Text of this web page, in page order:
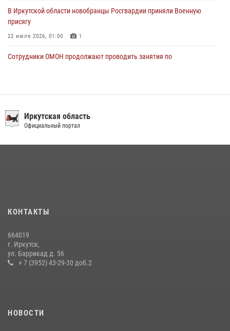
В Иркутской области новобранцы Росгвардии приняли Военную
присягу
22 июля 2026, 01:00 1
Сотрудники ОМОН продолжают проводить занятия по
преступной группы, организовавшей бизнес по оказанию интим-
услуг
приняли участие в благотворительной акции
В Иркутской области состоится прямая линия по вопросам
поступления на службу в Росгвардию
Иркутская область
Официальный портал
КОНТАКТЫ
664019
г. Иркутск,
ул. Баррикад д. 56
+ 7 (3952) 43-29-30 доб.2
НОВОСТИ